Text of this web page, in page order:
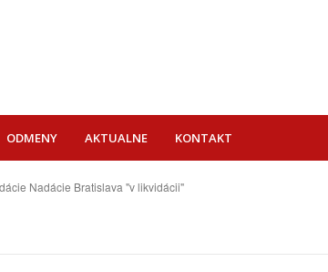
ODMENY AKTUALNE KONTAKT
Nadácie Bratislava "v likvidácii"